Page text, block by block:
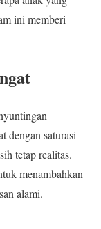
ini memberi
dengan saturasi
tetap realitas.
menambahkan
alami.